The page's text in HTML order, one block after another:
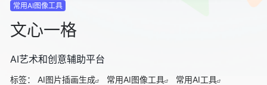
常用AI图像工具
文心一格
AI艺术和创意辅助平台
标签： AI图片插画生成 常用AI图像工具 常用AI工具